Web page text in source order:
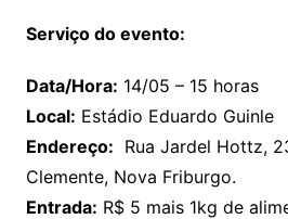
Serviço do evento:
Data/Hora: 14/05 – 15 horas
Local: Estádio Eduardo Guinle
Endereço: Rua Jardel Hottz,
Clemente, Nova Friburgo.
Entrada: R$ 5 mais 1kg de